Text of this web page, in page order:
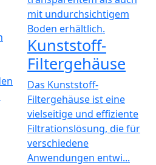
Kunststoff-
Filtergehäuse
Das Kunststoff-
Filtergehäuse ist eine
vielseitige und effiziente
Filtrationslösung, die für
verschiedene
Anwendungen entwi...